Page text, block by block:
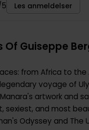
Les anmeldelser
Of Guiseppe
from Africa to
voyage of
artwork and
sexiest, and most
Odyssey and The